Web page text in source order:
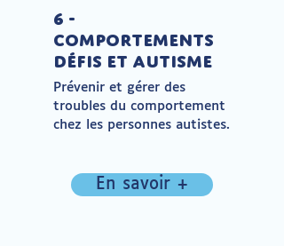
6 -
Comportements
défis et Autisme
Prévenir et gérer des
troubles du comportement
chez les personnes autistes.
En savoir +